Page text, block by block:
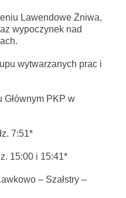
Lawendowe Żniwa,
wypoczynek nad
wytwarzanych prac i
Głównym PKP w
7:51*
15:00 i 15:41*
– Szałstry –